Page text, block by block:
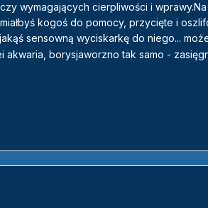
wymagających cierpliwości i
kogoś do pomocy, przycięte i
sensowną wyciskarkę do niego...
borysjaworzno tak samo -